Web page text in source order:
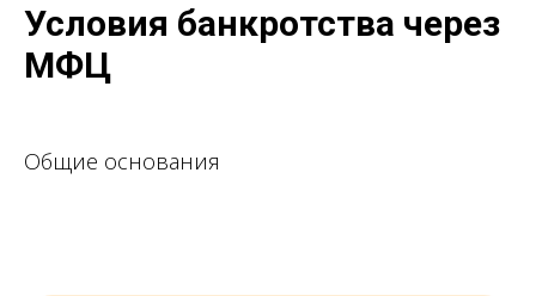
Условия банкротства через
МФЦ
Общие основания